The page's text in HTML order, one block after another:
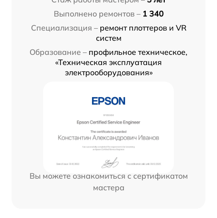
Выполнено ремонтов – 1 340
Специализация – ремонт плоттеров и VR
систем
Образование – профильное техническое,
«Техническая эксплуатация
электрооборудования»
Вы можете ознакомиться с сертификатом
мастера